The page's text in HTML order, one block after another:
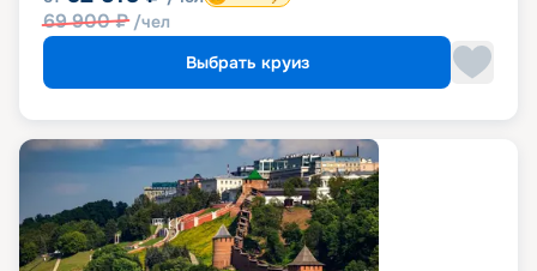
69 900₽ /чел
Выбрать круиз